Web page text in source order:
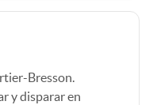
Bresson.
y disparar en